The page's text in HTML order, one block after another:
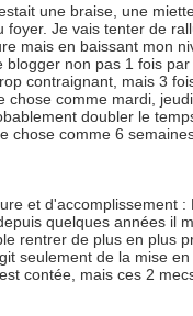
une braise, une
foyer. Je vais tenter de
mais en baissant mon
blogger non pas 1 fois
contraignant, mais 3
chose comme mardi,
doubler le
chose comme 6
et d'accomplissement :
quelques années il
rentrer de plus en plus
seulement de la mise
contée, mais ces 2